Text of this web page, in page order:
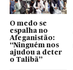
O medo se
espalha no
Afeganistão:
“Ninguém nos
ajudou a deter
o Talibã”